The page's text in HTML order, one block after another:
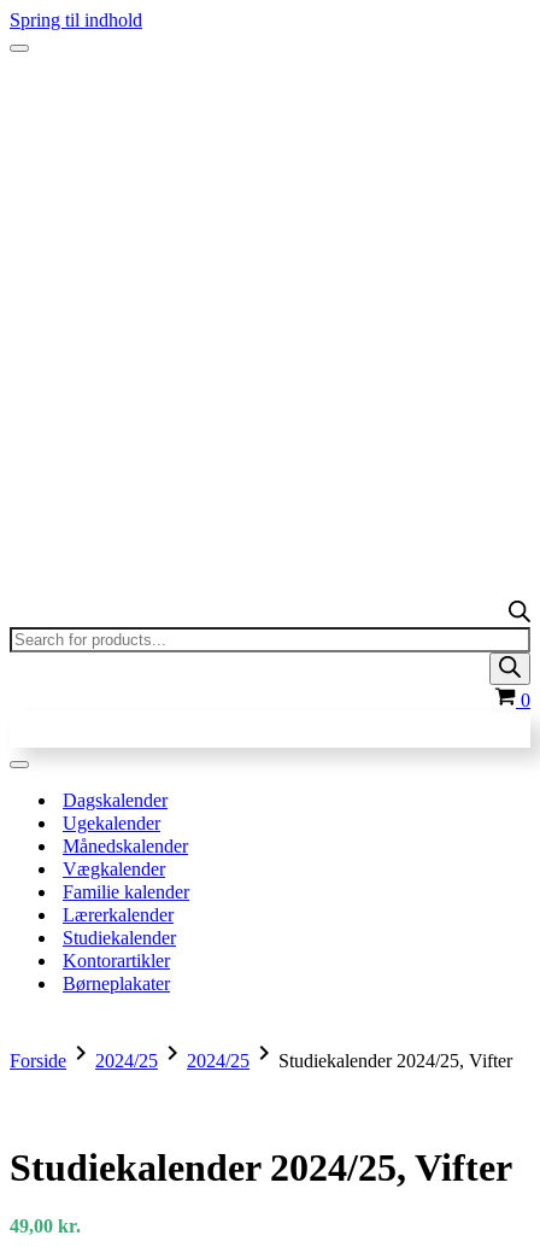
Spring til indhold
Navigation
Products
search
0
Navigation
Dagskalender
Ugekalender
Månedskalender
Vægkalender
Familie kalender
Lærerkalender
Studiekalender
Kontorartikler
Børneplakater
Forside chevron_right 2024/25 chevron_right 2024/25 chevron_right Studiekalender 2024/25, Vifter
Studiekalender 2024/25, Vifter
49,00 kr.